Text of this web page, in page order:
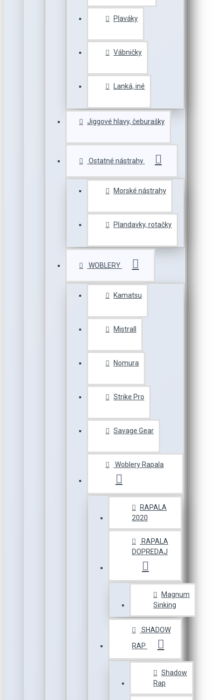
Plaváky
Vábničky
Lanká, iné
Jiggové hlavy, čeburašky
Ostatné nástrahy
Morské nástrahy
Plandavky, rotačky
WOBLERY
Kamatsu
Mistrall
Nomura
Strike Pro
Savage Gear
Woblery Rapala
RAPALA
2020
RAPALA
DOPREDAJ
Magnum
Sinking
SHADOW
RAP
Shadow
Rap